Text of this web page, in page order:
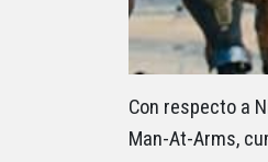
Con respecto a
Man-At-Arms,